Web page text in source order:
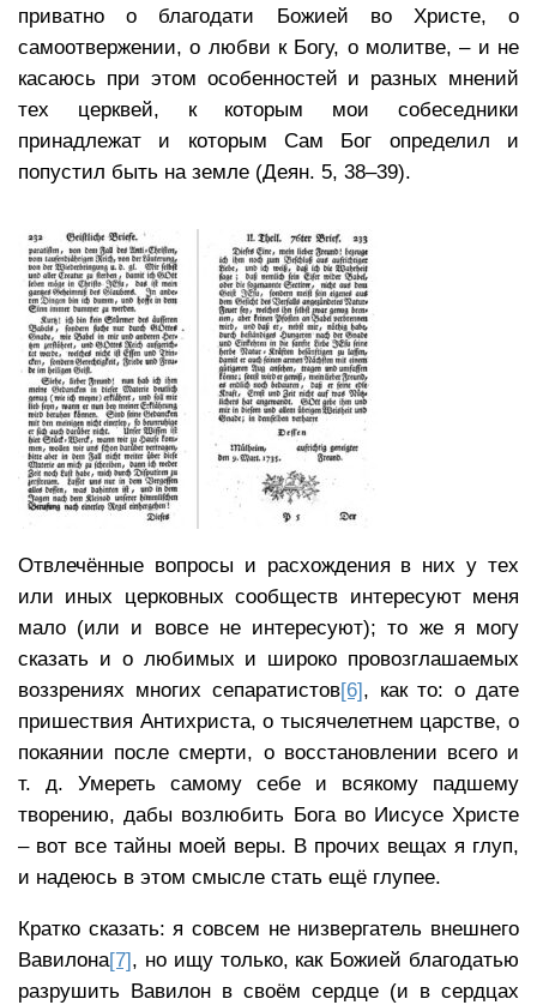
приватно о благодати Божией во Христе, о
самоотвержении, о любви к Богу, о молитве, – и не
касаюсь при этом особенностей и разных мнений
тех церквей, к которым мои собеседники
принадлежат и которым Сам Бог определил и
попустил быть на земле (Деян. 5, 38–39).
Отвлечённые вопросы и расхождения в них у тех
или иных церковных сообществ интересуют меня
мало (или и вовсе не интересуют); то же я могу
сказать и о любимых и широко провозглашаемых
воззрениях многих сепаратистов[6] , как то: о дате
пришествия Антихриста, о тысячелетнем царстве, о
покаянии после смерти, о восстановлении всего и
т. д. Умереть самому себе и всякому падшему
творению, дабы возлюбить Бога во Иисусе Христе
– вот все тайны моей веры. В прочих вещах я глуп,
и надеюсь в этом смысле стать ещё глупее.
Кратко сказать: я совсем не низвергатель внешнего
Вавилона[7], но ищу только, как Божией благодатью
разрушить Вавилон в своём сердце (и в сердцах